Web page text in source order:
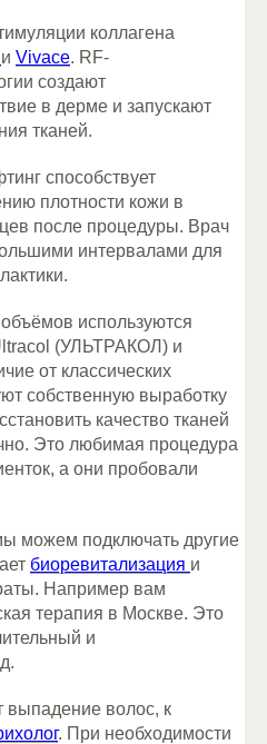
коллагена
и Vivace. RF-
создают
в дерме и запускают
тканей.
способствует
плотности кожи в
после процедуры. Врач
интервалами для
используются
(УЛЬТРАКОЛ) и
от классических
собственную выработку
качество тканей
Это любимая процедура
а они пробовали
можем подключать другие
биоревитализация и
Например вам
терапия в Москве. Это
и
выпадение волос, к
. При необходимости